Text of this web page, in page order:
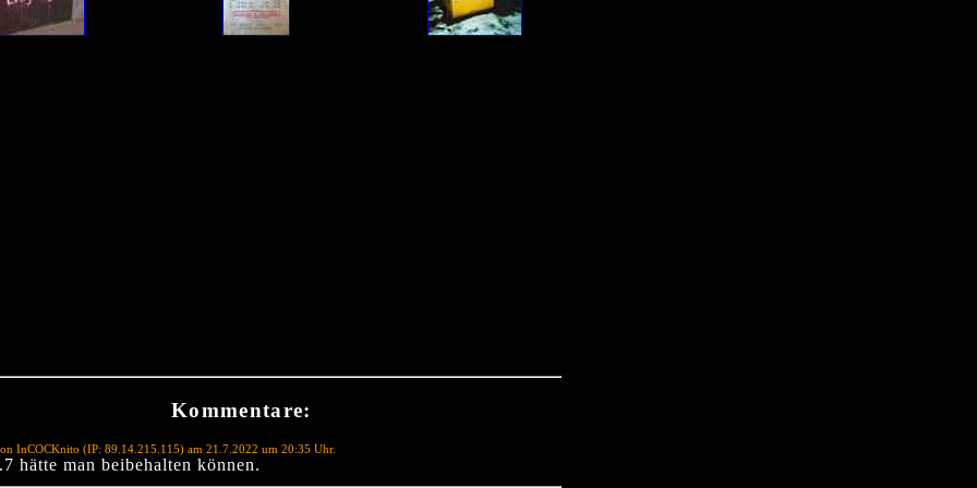
Kommentare:
InCOCKnito (IP: 89.14.215.115) am 21.7.2022 um 20:35 Uhr.
hätte man beibehalten können.